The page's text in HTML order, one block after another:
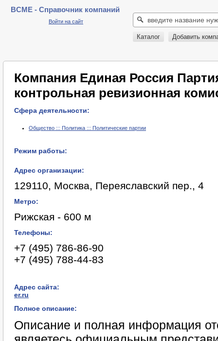
BCME - Справочник компаний
Войти на сайт
Каталог Добавить
Компания Единая Россия
контрольная ревизионная
Сфера деятельности:
Общество ::: Политика ::: Политические партии
Режим работы:
Адрес организации:
129110, Москва, Переяславский пер., 4
Метро:
Рижская - 600 м
Телефоны:
+7 (495) 786-86-90
+7 (495) 788-44-83
Адрес сайта:
er.ru
Полное описание:
Описание и полная информация